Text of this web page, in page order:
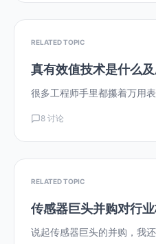
RELATED TOPIC
真有效值技术是什么
很多工程师手里都攥着万用
8 讨论
RELATED TOPIC
传感器巨头并购对行
说起传感器巨头的并购，我